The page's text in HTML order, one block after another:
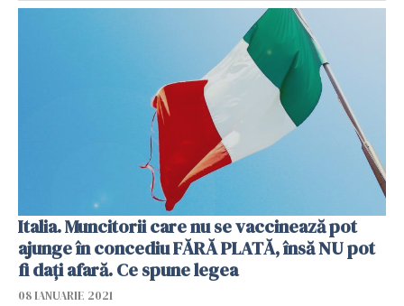
Italia. Muncitorii care nu se vaccinează pot
ajunge în concediu FĂRĂ PLATĂ, însă NU pot
fi dați afară. Ce spune legea
08 IANUARIE 2021